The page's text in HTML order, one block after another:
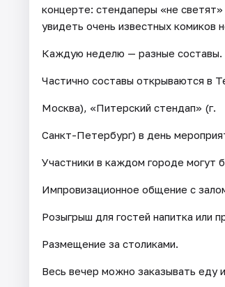
концерте: стендаперы «не
увидеть очень известных комиков
Каждую неделю — разные составы.
Частично составы открываются в
Москва), «Питерский стендап» (г.
Санкт-Петербург) в день
Участники в каждом городе могут
Импровизационное общение с
Розыгрыш для гостей напитка или
Размещение за столиками.
Весь вечер можно заказывать еду